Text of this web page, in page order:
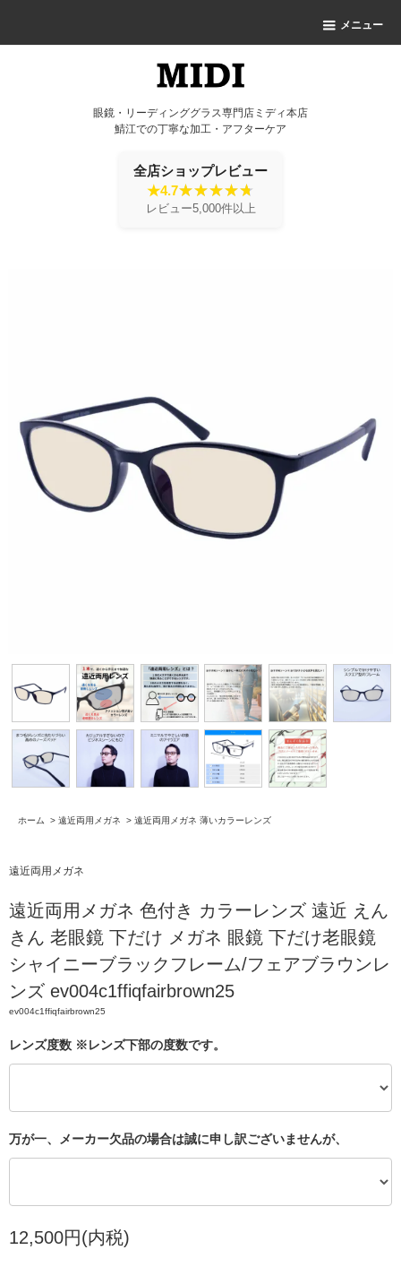
メニュー
眼鏡・リーディンググラス専門店ミディ本店
鯖江での丁寧な加工・アフターケア
全店ショップレビュー
★4.7
レビュー5,000件以上
ホーム > 遠近両用メガネ > 遠近両用メガネ 薄いカラーレンズ
遠近両用メガネ
遠近両用メガネ 色付き カラーレンズ 遠近 えん
きん 老眼鏡 下だけ メガネ 眼鏡 下だけ老眼鏡
シャイニーブラックフレーム/フェアブラウンレ
ンズ ev004c1ffiqfairbrown25
ev004c1ffiqfairbrown25
レンズ度数 ※レンズ下部の度数です。
万が一、メーカー欠品の場合は誠に申し訳ございませんが、
12,500円(内税)